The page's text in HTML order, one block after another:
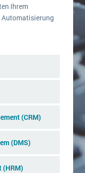
Ihrem
Automatisierung
(CRM)
(DMS)
(HRM)